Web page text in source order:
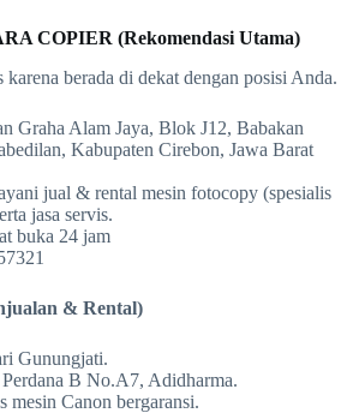
COPIER (Rekomendasi Utama)
berada di dekat dengan posisi Anda.
Graha Alam Jaya, Blok J12, Babakan
Kabupaten Cirebon, Jawa Barat
jual & rental mesin fotocopy (spesialis
jasa servis.
buka 24 jam
& Rental)
Gunungjati.
B No.A7, Adidharma.
mesin Canon bergaransi.